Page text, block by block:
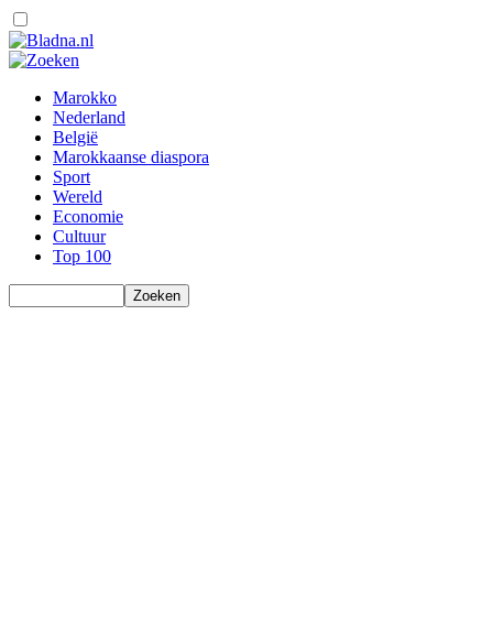
Marokko
Nederland
België
Marokkaanse diaspora
Sport
Wereld
Economie
Cultuur
Top 100